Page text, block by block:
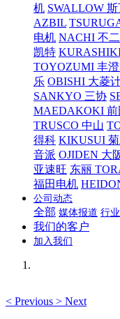
机 SWALLOW 斯
AZBIL
电机 NACHI 不
凯特
TOYOZUMI 丰
乐 OBISHI 大菱
SANKYO 三协
MAEDAKOKI 前
TRUSCO 中山
得科 KIKUSUI
音派 OJIDEN 大
亚速旺 东丽
福田电机
公司动态
全部 媒体报道 行
我们的客户
加入我们
< Previous > Next